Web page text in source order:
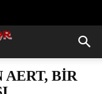
AERT, BİR